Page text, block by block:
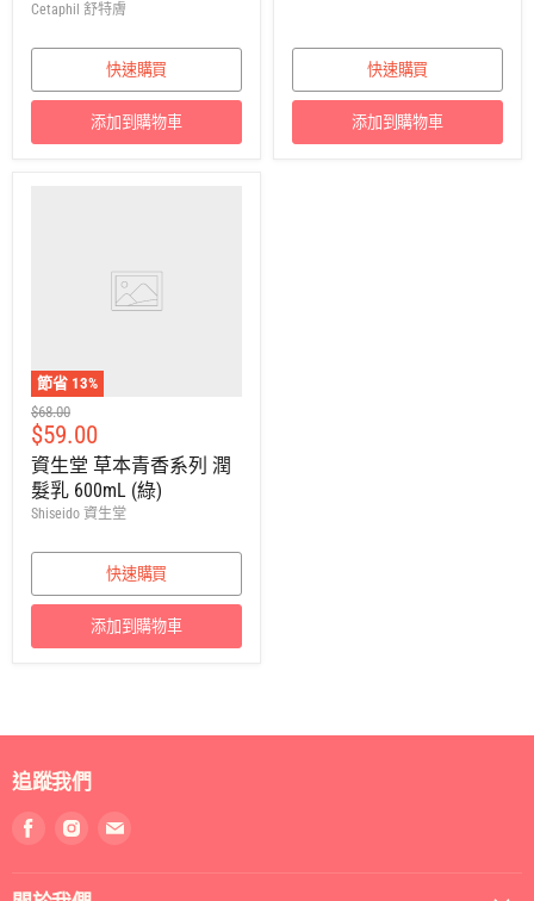
Cetaphil 舒特膚
快速購買
添加到購物車
快速購買
添加到購物車
節省 13%
建
議
零
售
價
$68.00
售
價
$59.00
資生堂 草本青香系列 潤
髮乳 600mL (綠)
Shiseido 資生堂
快速購買
添加到購物車
追蹤我們